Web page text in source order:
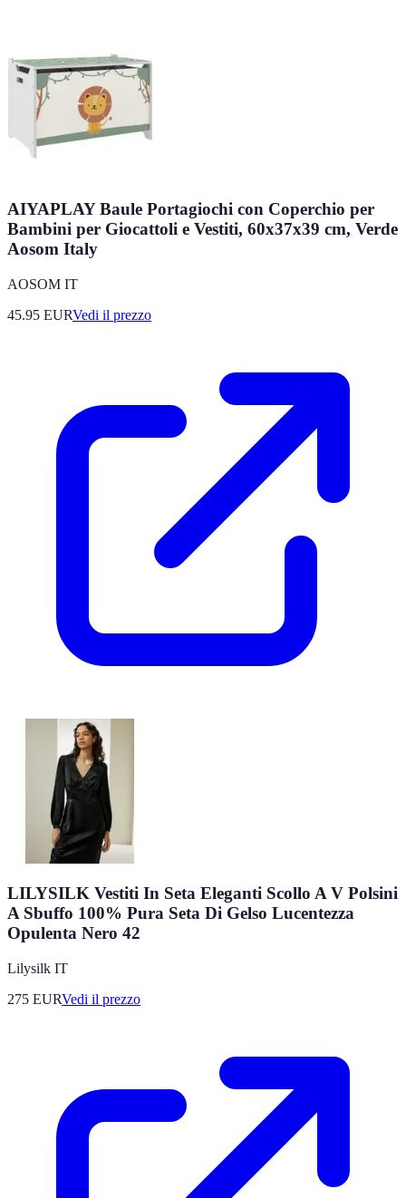
AIYAPLAY Baule Portagiochi con Coperchio per
Bambini per Giocattoli e Vestiti, 60x37x39 cm, Verde
Aosom Italy
AOSOM IT
45.95 EURVedi il prezzo
LILYSILK Vestiti In Seta Eleganti Scollo A V Polsini
A Sbuffo 100% Pura Seta Di Gelso Lucentezza
Opulenta Nero 42
Lilysilk IT
275 EURVedi il prezzo